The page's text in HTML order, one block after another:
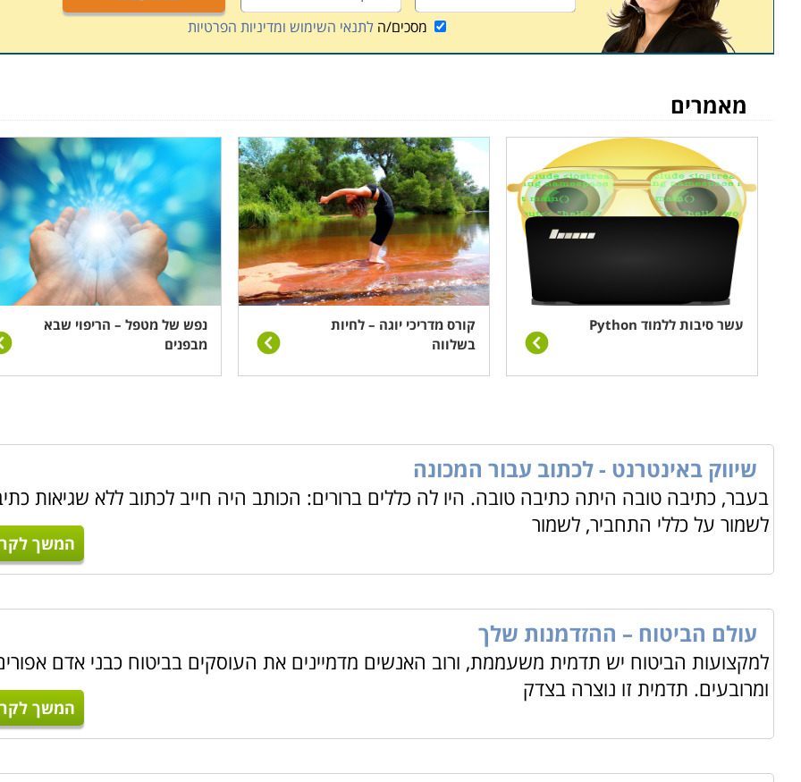
מסכים/הלתנאי השימוש ומדיניות הפרטיות
מאמרים
עשר סיבות ללמוד Python
קורס מדריכי יוגה – לחיות
בשלווה
נפש של מטפל – הריפוי שבא
מבפנים
שיווק באינטרנט - לכתוב עבור המכונה
בעבר, כתיבה טובה היתה כתיבה טובה. היו לה כללים ברורים: הכותב היה חייב לכתוב ללא שגיאות
לשמור על כללי התחביר, לשמור
המשך
עולם הביטוח – ההזדמנות שלך
למקצועות הביטוח יש תדמית משעממת, ורוב האנשים מדמיינים את העוסקים בביטוח כבני אדם
ומרובעים. תדמית זו נוצרה בצדק
המשך